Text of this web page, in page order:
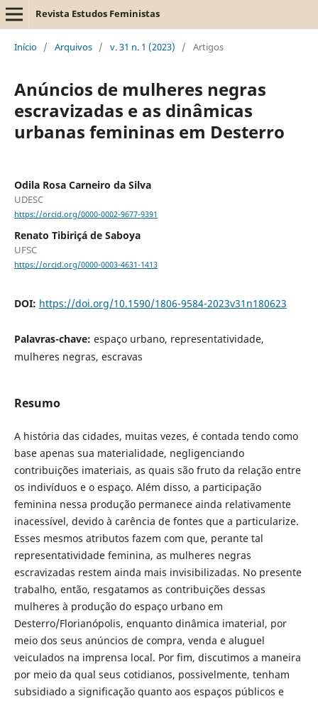
Revista Estudos Feministas
Início / Arquivos / v. 31 n. 1 (2023) / Artigos
Anúncios de mulheres negras
escravizadas e as dinâmicas
urbanas femininas em Desterro
Odila Rosa Carneiro da Silva
UDESC
https://orcid.org/0000-0002-9677-9391
Renato Tibiriçá de Saboya
UFSC
https://orcid.org/0000-0003-4631-1413
DOI: https://doi.org/10.1590/1806-9584-2023v31n180623
Palavras-chave: espaço urbano, representatividade,
mulheres negras, escravas
Resumo
A história das cidades, muitas vezes, é contada tendo como
base apenas sua materialidade, negligenciando
contribuições imateriais, as quais são fruto da relação entre
os indivíduos e o espaço. Além disso, a participação
feminina nessa produção permanece ainda relativamente
inacessível, devido à carência de fontes que a particularize.
Esses mesmos atributos fazem com que, perante tal
representatividade feminina, as mulheres negras
escravizadas restem ainda mais invisibilizadas. No presente
trabalho, então, resgatamos as contribuições dessas
mulheres à produção do espaço urbano em
Desterro/Florianópolis, enquanto dinâmica imaterial, por
meio dos seus anúncios de compra, venda e aluguel
veiculados na imprensa local. Por fim, discutimos a maneira
por meio da qual seus cotidianos, possivelmente, tenham
subsidiado a significação quanto aos espaços públicos e